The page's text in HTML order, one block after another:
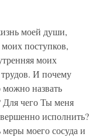
моей души,
поступков,
моих
И почему
назвать
чего Ты меня
исполнить?
моего сосуда и